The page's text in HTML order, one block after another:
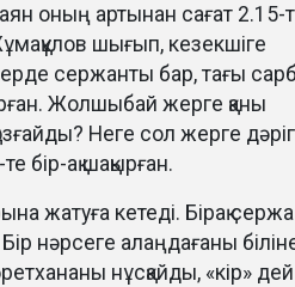
оның артынан сағат 2.15-
шығып, кезекшіге
сержанты бар, тағы
Жолшыбай жерге қаны
Неге сол жерге
ақ шақырған.
жатуға кетеді. Бірақ
нәрсеге алаңдағаны
нұсқайды, «кір»